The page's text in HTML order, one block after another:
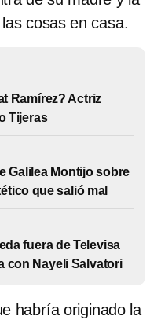
cosas en casa.
Ramírez? Actriz
Tijeras
Galilea Montijo sobre
que salió mal
fuera de Televisa
con Nayeli Salvatori
habría originado la